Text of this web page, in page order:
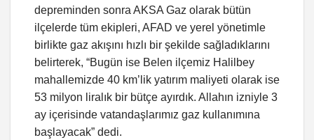
depreminden sonra AKSA Gaz olarak bütün
ilçelerde tüm ekipleri, AFAD ve yerel yönetimle
birlikte gaz akışını hızlı bir şekilde sağladıklarını
belirterek, “Bugün ise Belen ilçemiz Halilbey
mahallemizde 40 km’lik yatırım maliyeti olarak ise
53 milyon liralık bir bütçe ayırdık. Allahın izniyle 3
ay içerisinde vatandaşlarımız gaz kullanımına
başlayacak” dedi.